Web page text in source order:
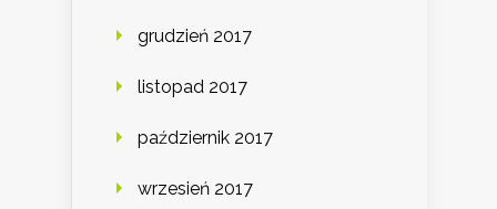
grudzień 2017
listopad 2017
październik 2017
wrzesień 2017